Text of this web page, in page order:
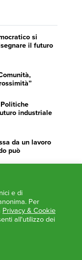
si
il futuro
industriale
da un lavoro
può
LA
e di
Per
Privacy & Cookie
all'utilizzo dei